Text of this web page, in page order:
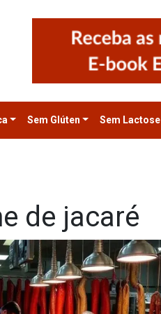
Sem Glúten Sem Lactose
de jacaré